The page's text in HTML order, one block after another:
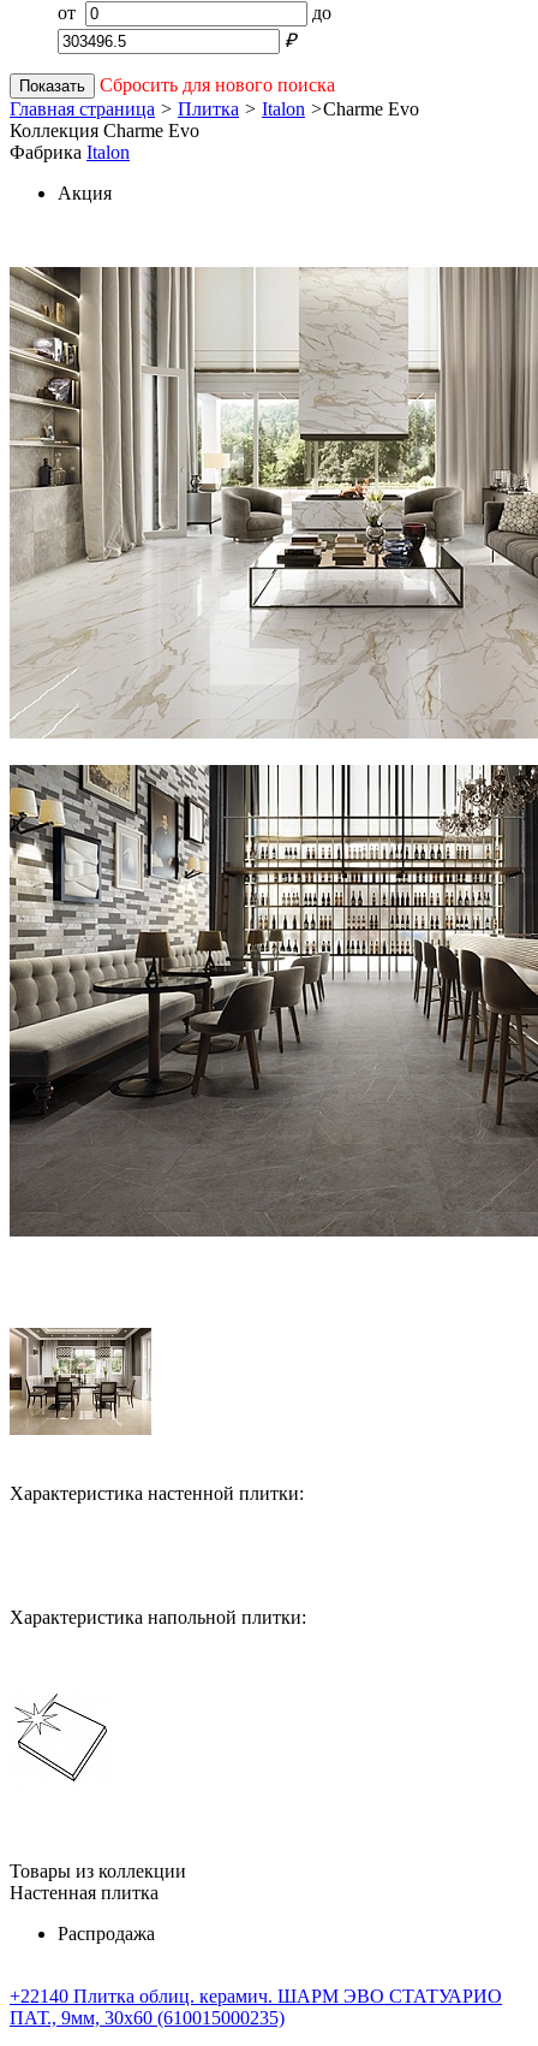
от
до
₽
Показать
Сбросить для нового поиска
Главная страница > Плитка > Italon >Charme Evo
Коллекция Charme Evo
Фабрика Italon
Акция
Характеристика настенной плитки:
Характеристика напольной плитки:
Товары из коллекции
Настенная плитка
Распродажа
+22140 Плитка облиц. керамич. ШАРМ ЭВО СТАТУАРИО
ПАТ., 9мм, 30x60 (610015000235)